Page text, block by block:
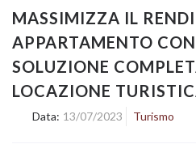
MASSIMIZZA IL
APPARTAMENTO
SOLUZIONE
LOCAZIONE
Data: 13/07/2023 Turismo